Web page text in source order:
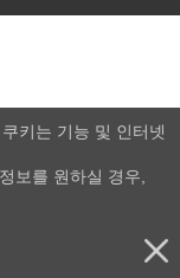
키는 기능 및 인터넷
보를 원하실 경우,